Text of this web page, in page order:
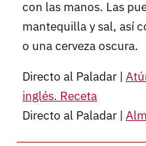
con las manos. Las
mantequilla y sal, así
o una cerveza oscura.
Directo al Paladar |
inglés. Receta
Directo al Paladar |